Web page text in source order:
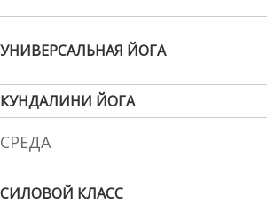
УНИВЕРСАЛЬНАЯ ЙОГА
КУНДАЛИНИ ЙОГА
СРЕДА
СИЛОВОЙ КЛАСС